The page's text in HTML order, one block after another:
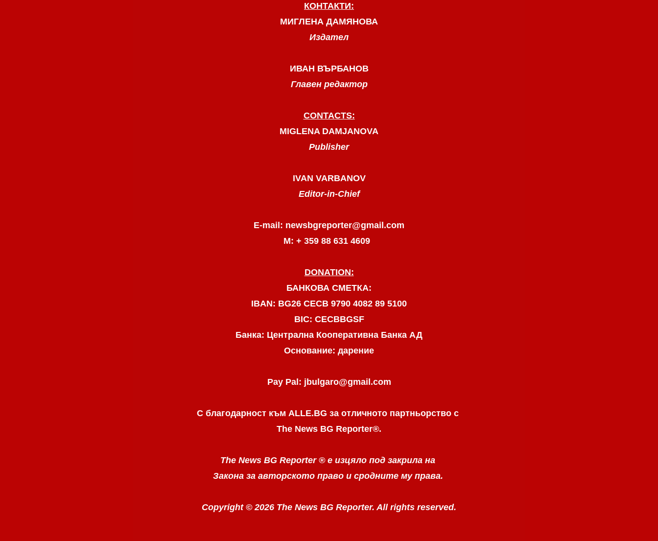
КОНТАКТИ:
МИГЛЕНА ДАМЯНОВА
Издател
ИВАН ВЪРБАНОВ
Главен редактор
CONTACTS:
MIGLENA DAMJANOVA
Publisher
IVAN VARBANOV
Editor-in-Chief
E-mail: newsbgreporter@gmail.com
М: + 359 88 631 4609
DONATION:
БАНКОВА СМЕТКА:
IBAN: BG26 CECB 9790 4082 89 5100
BIC: CECBBGSF
Банка: Централна Кооперативна Банка АД
Основание: дарение
Pay Pal: jbulgaro@gmail.com
С благодарност към ALLE.BG за отличното партньорство с
The News BG Reporter®.
The News BG Reporter ® е изцяло под закрила на
Закона за авторското право и сродните му права.
Copyright © 2026 The News BG Reporter. All rights reserved.